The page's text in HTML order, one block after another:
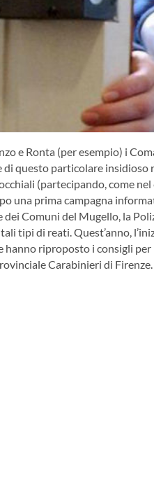
e Ronta (per esempio) i
di questo particolare insidioso
(partecipando, come nel
una prima campagna
dei Comuni del Mugello, la
tipi di reati. Quest’anno,
hanno riproposto i consigli
Carabinieri di Firenze.